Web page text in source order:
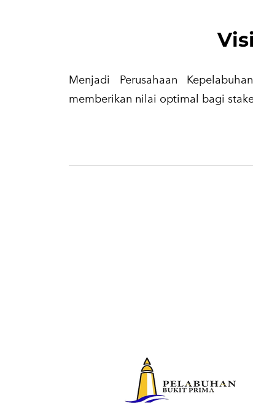
​Visi
​Menjadi Perusahaan
memberikan nilai optimal bagi